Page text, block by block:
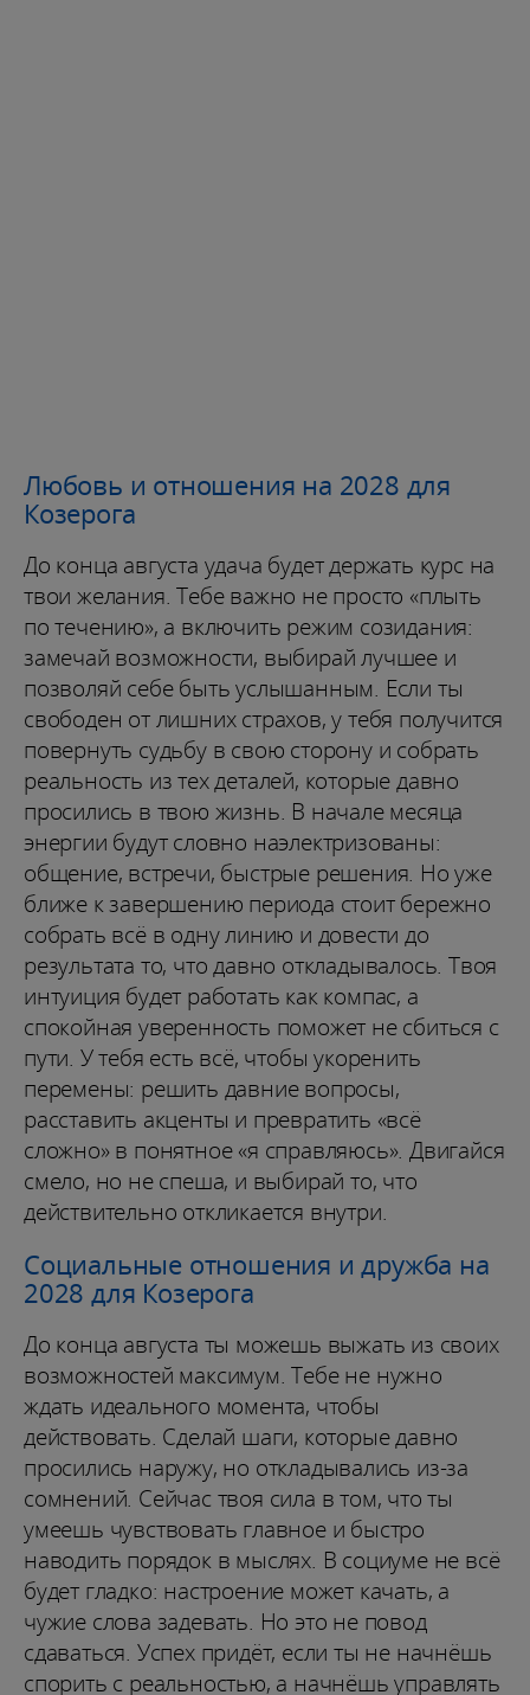
Любовь и отношения на 2028 для
Козерога
До конца августа удача будет держать курс на
твои желания. Тебе важно не просто «плыть
по течению», а включить режим созидания:
замечай возможности, выбирай лучшее и
позволяй себе быть услышанным. Если ты
свободен от лишних страхов, у тебя получится
повернуть судьбу в свою сторону и собрать
реальность из тех деталей, которые давно
просились в твою жизнь. В начале месяца
энергии будут словно наэлектризованы:
общение, встречи, быстрые решения. Но уже
ближе к завершению периода стоит бережно
собрать всё в одну линию и довести до
результата то, что давно откладывалось. Твоя
интуиция будет работать как компас, а
спокойная уверенность поможет не сбиться с
пути. У тебя есть всё, чтобы укоренить
перемены: решить давние вопросы,
расставить акценты и превратить «всё
сложно» в понятное «я справляюсь». Двигайся
смело, но не спеша, и выбирай то, что
действительно откликается внутри.
Социальные отношения и дружба на
2028 для Козерога
До конца августа ты можешь выжать из своих
возможностей максимум. Тебе не нужно
ждать идеального момента, чтобы
действовать. Сделай шаги, которые давно
просились наружу, но откладывались из-за
сомнений. Сейчас твоя сила в том, что ты
умеешь чувствовать главное и быстро
наводить порядок в мыслях. В социуме не всё
будет гладко: настроение может качать, а
чужие слова задевать. Но это не повод
сдаваться. Успех придёт, если ты не начнёшь
спорить с реальностью, а начнёшь управлять